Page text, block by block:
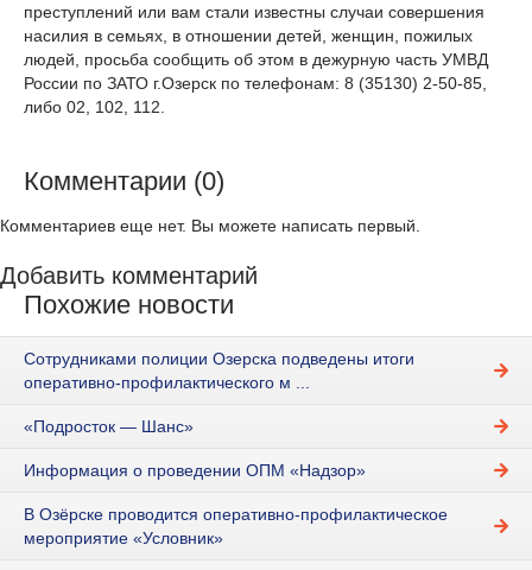
преступлений или вам стали известны случаи совершения
насилия в семьях, в отношении детей, женщин, пожилых
людей, просьба сообщить об этом в дежурную часть УМВД
России по ЗАТО г.Озерск по телефонам: 8 (35130) 2-50-85,
либо 02, 102, 112.
Комментарии (0)
Комментариев еще нет. Вы можете написать первый.
Добавить комментарий
Похожие новости
Сотрудниками полиции Озерска подведены итоги
оперативно-профилактического м ...
«Подросток — Шанс»
Информация о проведении ОПМ «Надзор»
В Озёрске проводится оперативно-профилактическое
мероприятие «Условник»